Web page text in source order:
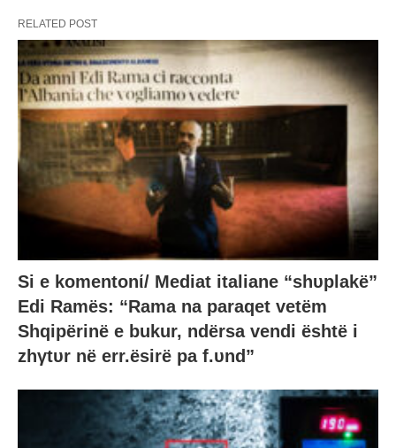
RELATED POST
Si e komentonί/ Mediat italiane “shυplakë”
Edi Ramës: “Rama na paraqet vetëm
Shqipërinë e bukur, ndërsa vendi është i
zhγtυr në err.ësirë pa f.υnd”